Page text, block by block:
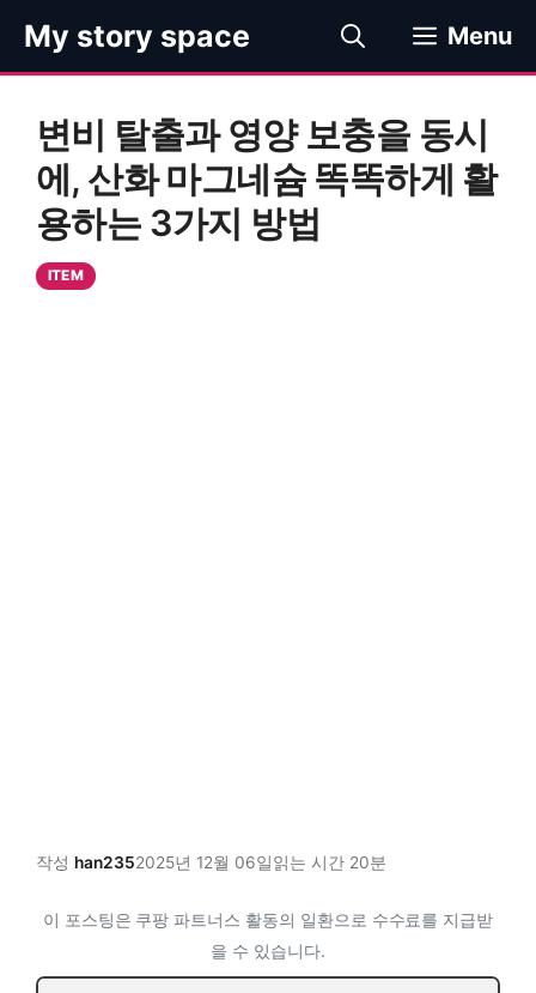
츠
My story space Menu
변비 탈출과 영양 보충을 동시
에, 산화 마그네슘 똑똑하게 활
용하는 3가지 방법
ITEM
작성 han2352025년 12월 06일읽는 시간 20분
이 포스팅은 쿠팡 파트너스 활동의 일환으로 수수료를 지급받
을 수 있습니다.